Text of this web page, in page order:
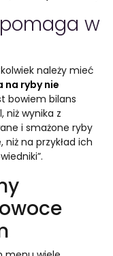
w
należy mieć
na ryby nie
bowiem bilans
niż wynika z
i smażone ryby
na przykład ich